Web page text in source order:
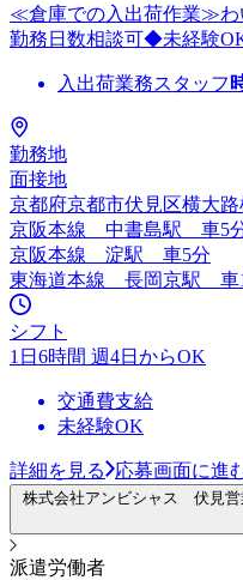
≪倉庫での入出荷作業≫わ
勤務日数相談可◆未経験
入出荷業務スタッフ
勤務地
面接地
京都府京都市伏見区横大路
京阪本線 中書島駅 車5
京阪本線 淀駅 車5分
東海道本線 長岡京駅 車
シフト
1日6時間 週4日からOK
交通費支給
未経験OK
詳細を見る 応募画面に進
株式会社アンビシャス 伏見営
派遣労働者